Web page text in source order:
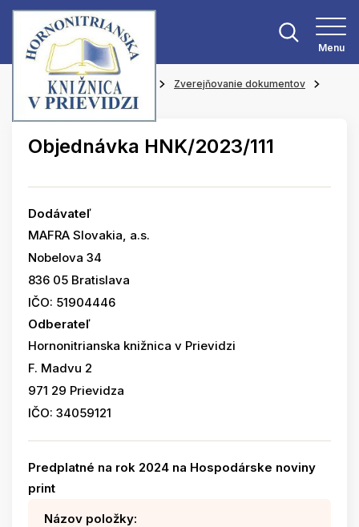
Menu
Hlavná stránka O knižnici
Zverejňovanie dokumentov
Objednávky
Objednávka HNK/2023/111
Dodávateľ
MAFRA Slovakia, a.s.
Nobelova 34
836 05 Bratislava
IČO: 51904446
Odberateľ
Hornonitrianska knižnica v Prievidzi
F. Madvu 2
971 29 Prievidza
IČO: 34059121
Predplatné na rok 2024 na Hospodárske noviny
print
Názov položky: